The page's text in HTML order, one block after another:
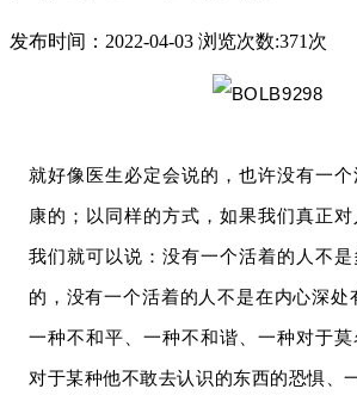
发布时间：2022-04-03 浏览次数:371次
就好像医生必定会说的，也许没有一
康的； 以同样的方式，如果我们真正
我们就可以说：没有一个活着的人不
的，没有一个活着的人不是在内心深处
一种不和平、一种不和谐、一种对于
对于某种他不敢去认识的东西的恐惧、